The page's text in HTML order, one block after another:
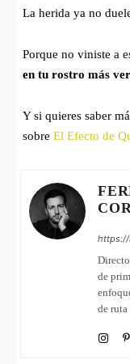
La herida ya no
Porque no viniste a
en tu rostro más
Y si quieres saber
sobre El Efecto de
https://
de
de ruta